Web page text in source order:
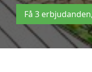
Få 3